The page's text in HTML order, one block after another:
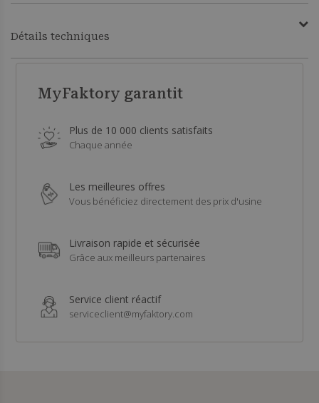
Détails techniques
MyFaktory garantit
Plus de 10 000 clients satisfaits
Chaque année
Les meilleures offres
Vous bénéficiez directement des prix d'usine
Livraison rapide et sécurisée
Grâce aux meilleurs partenaires
Service client réactif
serviceclient@myfaktory.com